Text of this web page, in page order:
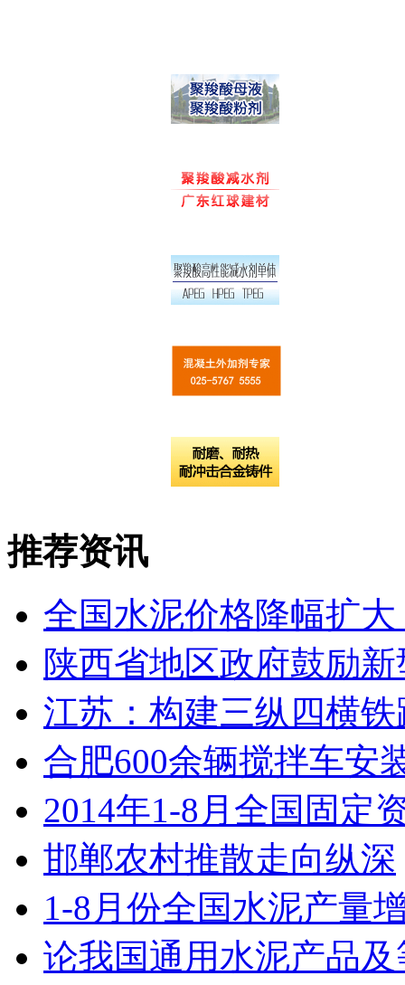
推荐资讯
全国水泥价格降幅扩
陕西省地区政府鼓励
江苏：构建三纵四横
合肥600余辆搅拌车安
​2014年1-8月全国固定
邯郸农村推散走向纵深
1-8月份全国水泥产量
论我国通用水泥产品